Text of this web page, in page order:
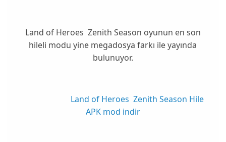
Land of Heroes Zenith Season oyunun en son
hileli modu yine megadosya farkı ile yayında
bulunuyor.
Land of Heroes Zenith Season Hile
APK mod indir